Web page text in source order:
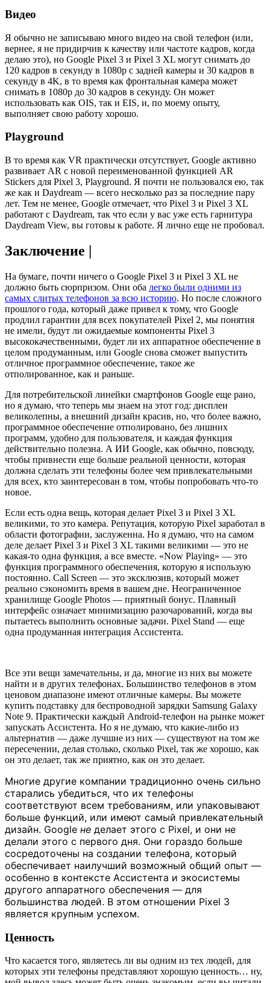
Видео
Я обычно не записываю много видео на свой телефон (или,
вернее, я не придирчив к качеству или частоте кадров, когда
делаю это), но Google Pixel 3 и Pixel 3 XL могут снимать до
120 кадров в секунду в 1080p с задней камеры и 30 кадров в
секунду в 4K, в то время как фронтальная камера может
снимать в 1080p до 30 кадров в секунду. Он может
использовать как OIS, так и EIS, и, по моему опыту,
выполняет свою работу хорошо.
Playground
В то время как VR практически отсутствует, Google активно
развивает AR с новой переименованной функцией AR
Stickers для Pixel 3, Playground. Я почти не пользовался ею, так
же как и Daydream — всего несколько раз за последние пару
лет. Тем не менее, Google отмечает, что Pixel 3 и Pixel 3 XL
работают с Daydream, так что если у вас уже есть гарнитура
Daydream View, вы готовы к работе. Я лично еще не пробовал.
Заключение |
На бумаге, почти ничего о Google Pixel 3 и Pixel 3 XL не
должно быть сюрпризом. Они оба легко были одними из
самых слитых телефонов за всю историю. Но после сложного
прошлого года, который даже привел к тому, что Google
продлил гарантии для всех покупателей Pixel 2, мы понятия
не имели, будут ли ожидаемые компоненты Pixel 3
высококачественными, будет ли их аппаратное обеспечение в
целом продуманным, или Google снова сможет выпустить
отличное программное обеспечение, такое же
отполированное, как и раньше.
Для потребительской линейки смартфонов Google еще рано,
но я думаю, что теперь мы знаем на этот год: дисплеи
великолепны, а внешний дизайн красив, но, что более важно,
программное обеспечение отполировано, без лишних
программ, удобно для пользователя, и каждая функция
действительно полезна. А ИИ Google, как обычно, повсюду,
чтобы привнести еще больше реальной ценности, которая
должна сделать эти телефоны более чем привлекательными
для всех, кто заинтересован в том, чтобы попробовать что-то
новое.
Если есть одна вещь, которая делает Pixel 3 и Pixel 3 XL
великими, то это камера. Репутация, которую Pixel заработал в
области фотографии, заслуженна. Но я думаю, что на самом
деле делает Pixel 3 и Pixel 3 XL такими великими — это не
какая-то одна функция, а все вместе. «Now Playing» — это
функция программного обеспечения, которую я использую
постоянно. Call Screen — это эксклюзив, который может
реально сэкономить время в вашем дне. Неограниченное
хранилище Google Photos — приятный бонус. Плавный
интерфейс означает минимизацию разочарований, когда вы
пытаетесь выполнить основные задачи. Pixel Stand — еще
одна продуманная интеграция Ассистента.
Все эти вещи замечательны, и да, многие из них вы можете
найти и в других телефонах. Большинство телефонов в этом
ценовом диапазоне имеют отличные камеры. Вы можете
купить подставку для беспроводной зарядки Samsung Galaxy
Note 9. Практически каждый Android-телефон на рынке может
запускать Ассистента. Но я не думаю, что какие-либо из
альтернатив — даже лучшие из них — существуют на том же
пересечении, делая столько, сколько Pixel, так же хорошо, как
он это делает, так же приятно, как он это делает.
Многие другие компании традиционно очень сильно
старались убедиться, что их телефоны
соответствуют всем требованиям, или упаковывают
больше функций, или имеют самый привлекательный
дизайн. Google не делает этого с Pixel, и они не
делали этого с первого дня. Они гораздо больше
сосредоточены на создании телефона, который
обеспечивает наилучший возможный общий опыт —
особенно в контексте Ассистента и экосистемы
другого аппаратного обеспечения — для
большинства людей. В этом отношении Pixel 3
является крупным успехом.
Ценность
Что касается того, являетесь ли вы одним из тех людей, для
которых эти телефоны представляют хорошую ценность… ну,